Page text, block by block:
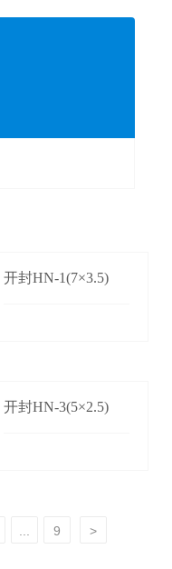
开封HN-1(7×3.5)
开封HN-3(5×2.5)
9 >